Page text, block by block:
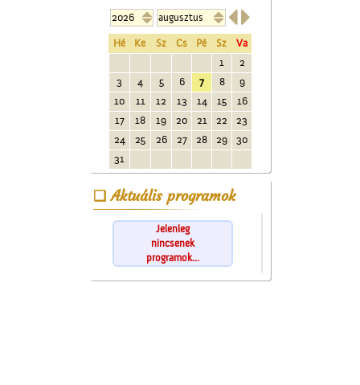

Hé Ke Sz Cs Pé Sz
Va
1
2
3
4 5 6 7 8
9
10
11 12 13 14 15
16
17
18 19 20 21 22
23
24
25 26 27 28 29
30
31
Aktuális programok
Jelenleg
nincsenek
programok...